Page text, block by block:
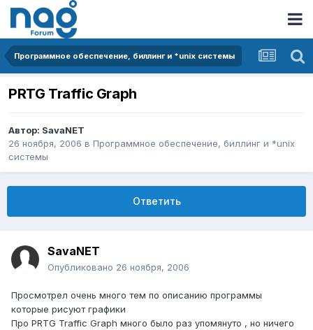
Программное обеспечение, биллинг и *unix системы
PRTG Traffic Graph
Автор: SavaNET
26 ноября, 2006 в Программное обеспечение, биллинг и *unix
системы
Ответить
SavaNET
Опубликовано 26 ноября, 2006
Просмотрел очень много тем по описанию программы
которые рисуют графики
Про PRTG Traffic Graph много было раз упомянуто , но ничего